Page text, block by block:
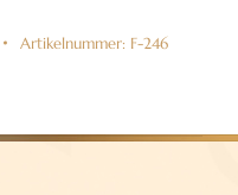
Artikelnummer: F-246